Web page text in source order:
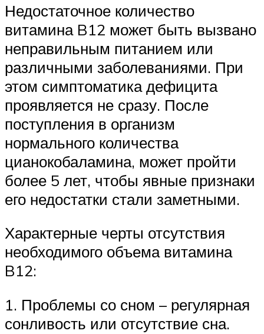
Недостаточное количество
витамина B12 может быть вызвано
неправильным питанием или
различными заболеваниями. При
этом симптоматика дефицита
проявляется не сразу. После
поступления в организм
нормального количества
цианокобаламина, может пройти
более 5 лет, чтобы явные признаки
его недостатки стали заметными.
Характерные черты отсутствия
необходимого объема витамина
B12:
1. Проблемы со сном – регулярная
сонливость или отсутствие сна.